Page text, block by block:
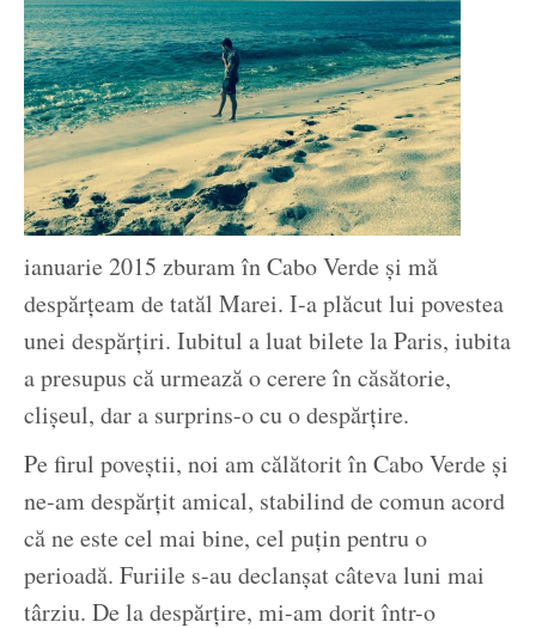
ianuarie 2015 zburam în Cabo Verde și mă
despărțeam de tatăl Marei. I-a plăcut lui povestea
unei despărțiri. Iubitul a luat bilete la Paris, iubita
a presupus că urmează o cerere în căsătorie,
clișeul, dar a surprins-o cu o despărțire.
Pe firul poveștii, noi am călătorit în Cabo Verde și
ne-am despărțit amical, stabilind de comun acord
că ne este cel mai bine, cel puțin pentru o
perioadă. Furiile s-au declanșat câteva luni mai
târziu. De la despărțire, mi-am dorit într-o